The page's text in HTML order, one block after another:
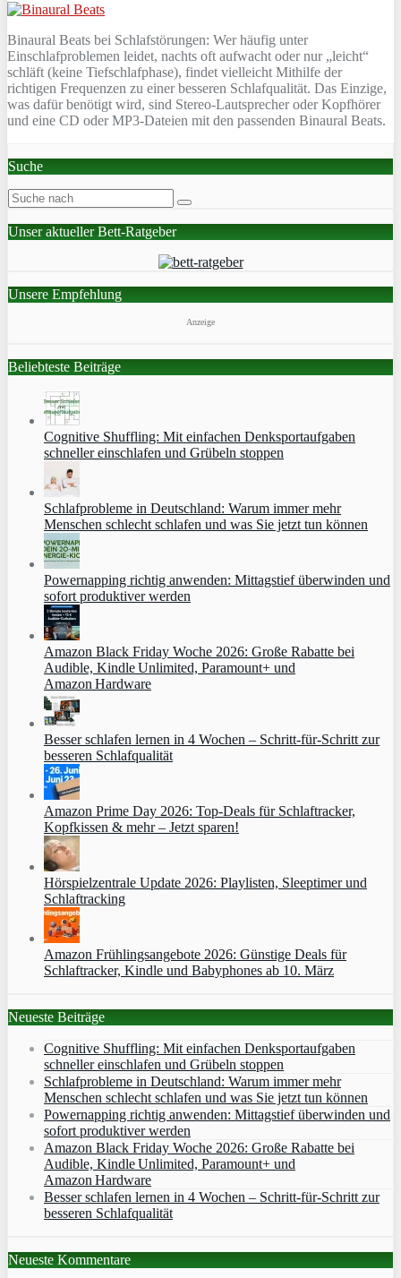
Binaural Beats bei Schlafstörungen: Wer häufig unter
Einschlafproblemen leidet, nachts oft aufwacht oder nur „leicht“
schläft (keine Tiefschlafphase), findet vielleicht Mithilfe der
richtigen Frequenzen zu einer besseren Schlafqualität. Das Einzige,
was dafür benötigt wird, sind Stereo-Lautsprecher oder Kopfhörer
und eine CD oder MP3-Dateien mit den passenden Binaural Beats.
Suche
Unser aktueller Bett-Ratgeber
Unsere Empfehlung
Anzeige
Beliebteste Beiträge
Cognitive Shuffling: Mit einfachen Denksportaufgaben
schneller einschlafen und Grübeln stoppen
Schlafprobleme in Deutschland: Warum immer mehr
Menschen schlecht schlafen und was Sie jetzt tun können
Powernapping richtig anwenden: Mittagstief überwinden und
sofort produktiver werden
Amazon Black Friday Woche 2026: Große Rabatte bei
Audible, Kindle Unlimited, Paramount+ und
Amazon Hardware
Besser schlafen lernen in 4 Wochen – Schritt‑für‑Schritt zur
besseren Schlafqualität
Amazon Prime Day 2026: Top-Deals für Schlaftracker,
Kopfkissen & mehr – Jetzt sparen!
Hörspielzentrale Update 2026: Playlisten, Sleeptimer und
Schlaftracking
Amazon Frühlingsangebote 2026: Günstige Deals für
Schlaftracker, Kindle und Babyphones ab 10. März
Neueste Beiträge
Cognitive Shuffling: Mit einfachen Denksportaufgaben
schneller einschlafen und Grübeln stoppen
Schlafprobleme in Deutschland: Warum immer mehr
Menschen schlecht schlafen und was Sie jetzt tun können
Powernapping richtig anwenden: Mittagstief überwinden und
sofort produktiver werden
Amazon Black Friday Woche 2026: Große Rabatte bei
Audible, Kindle Unlimited, Paramount+ und
Amazon Hardware
Besser schlafen lernen in 4 Wochen – Schritt‑für‑Schritt zur
besseren Schlafqualität
Neueste Kommentare